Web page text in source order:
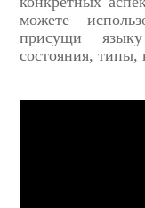
можете
присущи
состояния, типы,